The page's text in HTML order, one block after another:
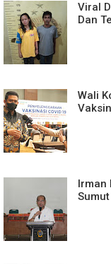
Viral
Dan
Wali
Irman